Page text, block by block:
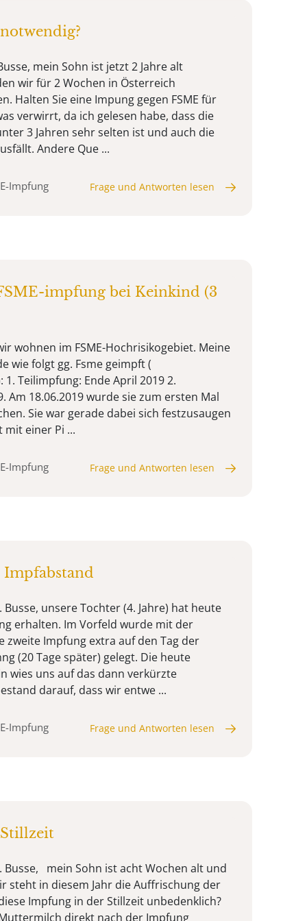
mein Sohn ist jetzt 2 Jahre alt
wir für 2 Wochen in Österreich
Halten Sie eine Impung gegen FSME für
verwirrt, da ich gelesen habe, dass die
3 Jahren sehr selten ist und auch die
Andere Que ...
Impfung Frage und Antworten lesen
impfung bei Keinkind (3
wohnen im FSME-Hochrisikogebiet. Meine
wie folgt gg. Fsme geimpft (
Teilimpfung: Ende April 2019 2.
Am 18.06.2019 wurde sie zum ersten Mal
Sie war gerade dabei sich festzusaugen
mit einer Pi ...
Impfung Frage und Antworten lesen
unsere Tochter (4. Jahre) hat heute
erhalten. Im Vorfeld wurde mit der
zweite Impfung extra auf den Tag der
(20 Tage später) gelegt. Die heute
wies uns auf das dann verkürzte
darauf, dass wir entwe ...
Impfung Frage und Antworten lesen
mein Sohn ist acht Wochen alt und
steht in diesem Jahr die Auffrischung der
Impfung in der Stillzeit unbedenklich?
direkt nach der Impfung